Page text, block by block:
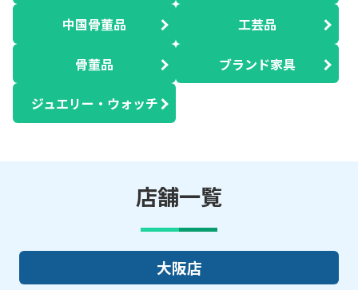
中国骨董品 工芸品
骨董品 ブランド家具
ジュエリー・ウォッチ
店舗一覧
大阪店